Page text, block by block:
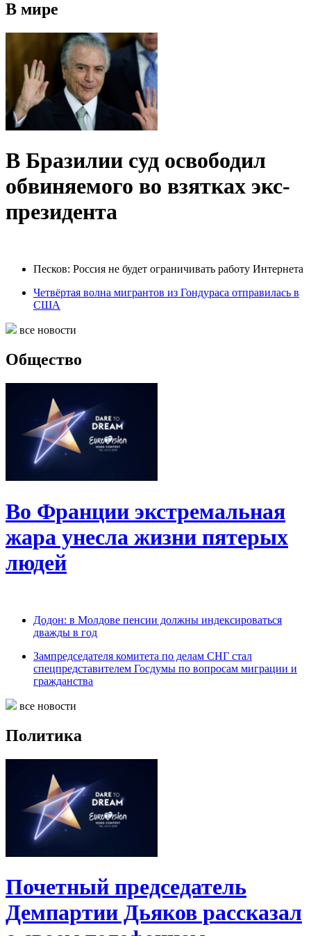
В мире
В Бразилии суд освободил
обвиняемого во взятках экс-
президента
Песков: Россия не будет ограничивать работу Интернета
Четвёртая волна мигрантов из Гондураса отправилась в
США
все новости
Общество
Во Франции экстремальная
жара унесла жизни пятерых
людей
Додон: в Молдове пенсии должны индексироваться
дважды в год
Зампредседателя комитета по делам СНГ стал
спецпредставителем Госдумы по вопросам миграции и
гражданства
все новости
Политика
Почетный председатель
Демпартии Дьяков рассказал